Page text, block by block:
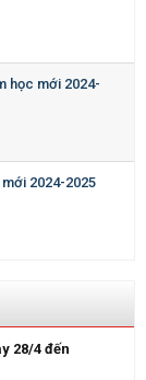
học mới 2024-
2024-2025
28/4 đến